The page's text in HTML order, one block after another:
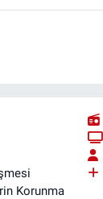
Korunma